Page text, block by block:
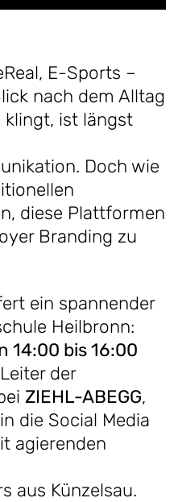
E-Sports –
nach dem Alltag
klingt, ist längst
Doch wie
diese Plattformen
Branding zu
ein spannender
Heilbronn:
14:00 bis 16:00
der
ZIEHL-ABEGG,
die Social Media
agierenden
aus Künzelsau.